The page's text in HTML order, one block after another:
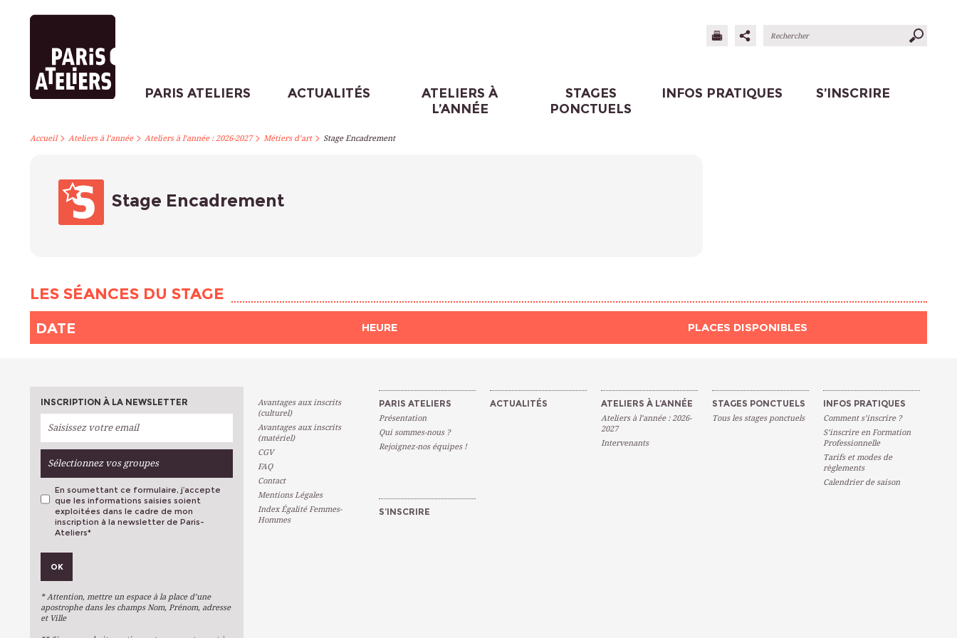
PARIS ATELIERS ACTUALITÉS
ATELIERS À
L’ANNÉE
STAGES
PONCTUELS
INFOS PRATIQUES S’INSCRIRE
Accueil> Ateliers à l’année> Ateliers à l’année : 2026-2027> Métiers d’art> Stage Encadrement
Stage Encadrement
LES SÉANCES DU STAGE
DATE HEURE PLACES DISPONIBLES
INSCRIPTION À LA NEWSLETTER
Sélectionnez vos groupes
Métiers D'art
Arts Du Texte
En soumettant ce formulaire, j’accepte
que les informations saisies soient
exploitées dans le cadre de mon
inscription à la newsletter de Paris-
Ateliers*
OK
* Attention, mettre un espace à la place d’une
apostrophe dans les champs Nom, Prénom, adresse
et Ville
Avantages aux inscrits
(culturel)
Avantages aux inscrits
(matériel)
CGV
FAQ
Contact
Mentions Légales
Index Égalité Femmes-
Hommes
PARIS ATELIERS
Présentation
Qui sommes-nous ?
Rejoignez-nos équipes !
ACTUALITÉS ATELIERS À L’ANNÉE
Ateliers à l’année : 2026-
2027
Intervenants
STAGES PONCTUELS
Tous les stages ponctuels
INFOS PRATIQUES
Comment s’inscrire ?
S’inscrire en Formation
Professionnelle
Tarifs et modes de
règlements
Calendrier de saison
S’INSCRIRE